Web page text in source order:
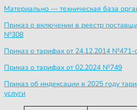
Материально — техническая база
Приказ о включении в реестр
№308
Приказ о тарифах от 24.12.2014 №471-
Приказ о тарифах от 02.2024 №749
Приказ об индексации в 2025 году
услуги